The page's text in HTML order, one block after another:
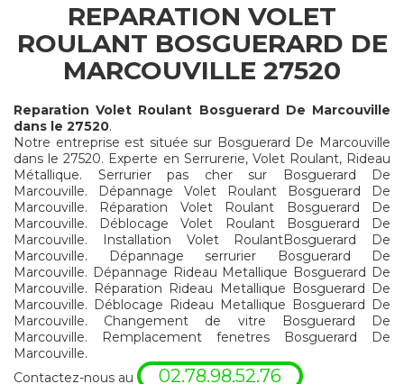
REPARATION VOLET
ROULANT BOSGUERARD DE
MARCOUVILLE 27520
Reparation Volet Roulant Bosguerard De Marcouville
dans le 27520.
Notre entreprise est située sur Bosguerard De Marcouville
dans le 27520. Experte en Serrurerie, Volet Roulant, Rideau
Métallique. Serrurier pas cher sur Bosguerard De
Marcouville. Dépannage Volet Roulant Bosguerard De
Marcouville. Réparation Volet Roulant Bosguerard De
Marcouville. Déblocage Volet Roulant Bosguerard De
Marcouville. Installation Volet RoulantBosguerard De
Marcouville. Dépannage serrurier Bosguerard De
Marcouville. Dépannage Rideau Metallique Bosguerard De
Marcouville. Réparation Rideau Metallique Bosguerard De
Marcouville. Déblocage Rideau Metallique Bosguerard De
Marcouville. Changement de vitre Bosguerard De
Marcouville. Remplacement fenetres Bosguerard De
Marcouville.
Contactez-nous au
02.78.98.52.76